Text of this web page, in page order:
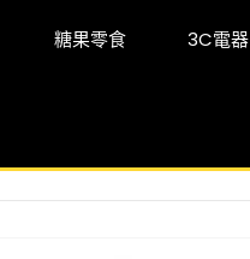
糖果零食 3C電器